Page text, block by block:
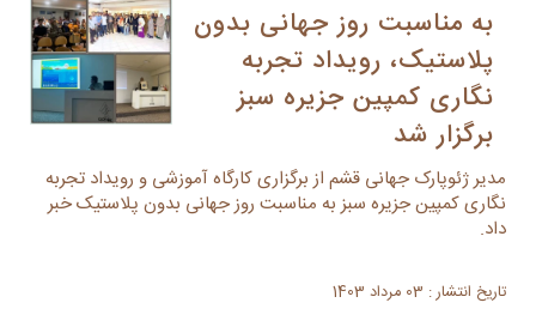
به مناسبت روز جهانی بدون
پلاستیک، رویداد تجربه
نگاری کمپین جزیره سبز
برگزار شد
مدیر ژئوپارک جهانی قشم از برگزاری کارگاه آموزشی و رویداد تجربه
نگاری کمپین جزیره سبز به مناسبت روز جهانی بدون پلاستیک خبر
داد.
تاریخ انتشار : 03 مرداد 1403